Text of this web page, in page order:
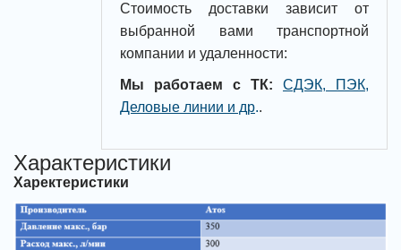
Стоимость доставки зависит от
выбранной вами транспортной
компании и удаленности:
Мы работаем с ТК:
СДЭК, ПЭК,
Деловые линии и др..
Характеристики
Харектеристики